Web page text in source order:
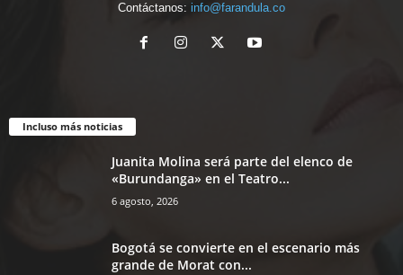
Contáctanos: info@farandula.co
Incluso más noticias
Juanita Molina será parte del elenco de
«Burundanga» en el Teatro...
6 agosto, 2026
Bogotá se convierte en el escenario más
grande de Morat con...